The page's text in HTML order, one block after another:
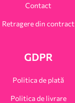
Contact
Retragere din contract
GDPR
Politica de plată
Politica de livrare